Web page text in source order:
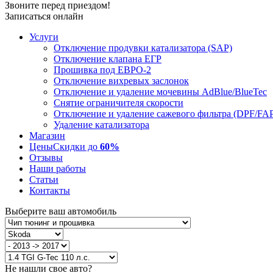
Звоните перед приездом!
Записаться онлайн
Услуги
Отключение продувки катализатора (SAP)
Отключение клапана ЕГР
Прошивка под ЕВРО-2
Отключение вихревых заслонок
Отключение и удаление мочевины AdBlue/BlueTec
Снятие ограничителя скорости
Отключение и удаление сажевого фильтра (DPF/
Удаление катализатора
Магазин
ЦеныСкидки до 60%
Отзывы
Наши работы
Статьи
Контакты
Выберите ваш автомобиль
Не нашли свое авто?